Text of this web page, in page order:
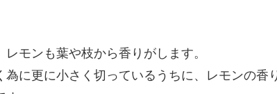
モンも葉や枝から香りがします。
に更に小さく切っているうちに、レモンの香